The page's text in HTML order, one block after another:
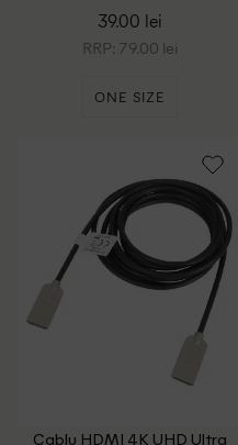
39.00 lei
RRP: 79.00 lei
ONE SIZE
Cablu HDMI 4K UHD Ultra